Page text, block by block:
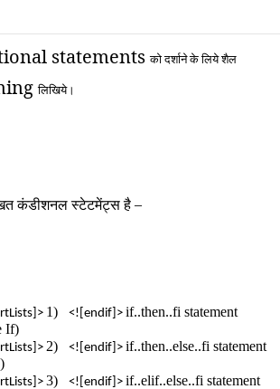
statementsको दर्शाने के लिये शैल
लिखिये।
कंडीशनल स्टेटमेंट्स है –
1) <![endif]> if..then..fi statement
If)
2) <![endif]> if..then..else..fi statement
3) <![endif]> if..elif..else..fi statement